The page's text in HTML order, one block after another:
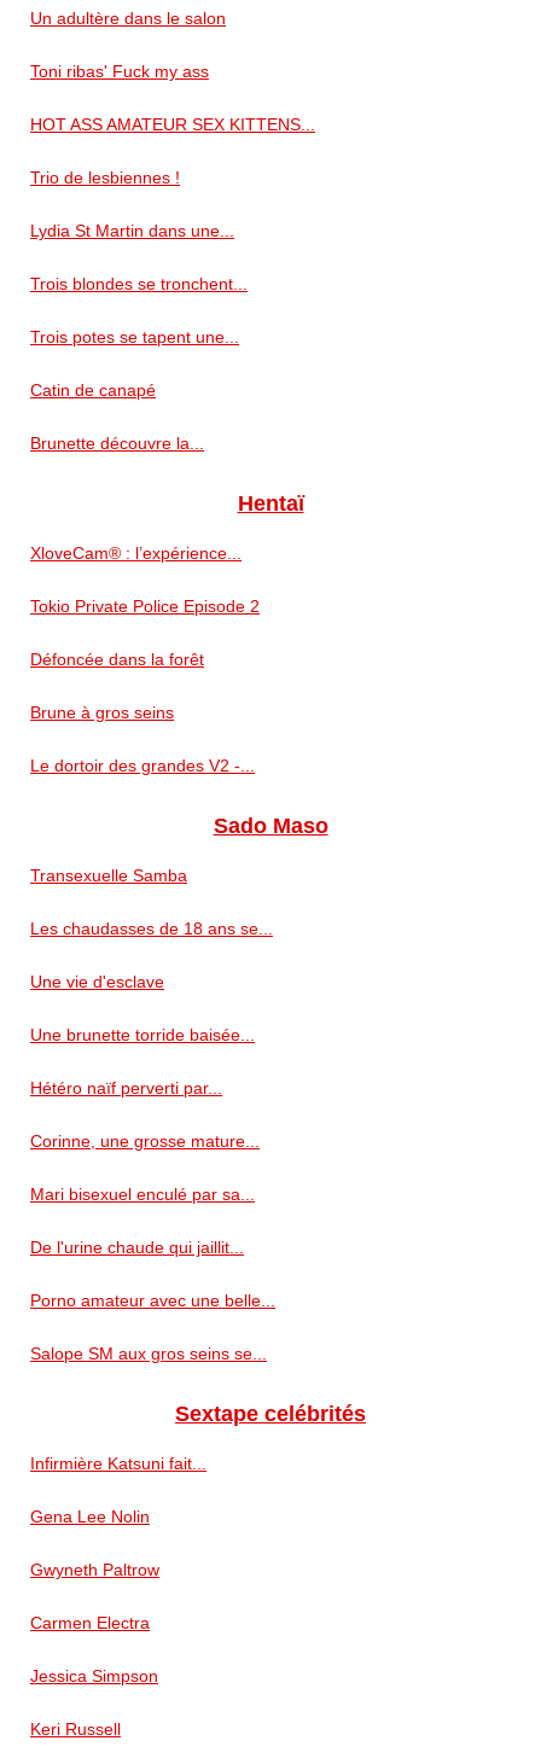
Un adultère dans le salon
Toni ribas' Fuck my ass
HOT ASS AMATEUR SEX KITTENS...
Trio de lesbiennes !
Lydia St Martin dans une...
Trois blondes se tronchent...
Trois potes se tapent une...
Catin de canapé
Brunette découvre la...
Hentaï
XloveCam® : l’expérience...
Tokio Private Police Episode 2
Défoncée dans la forêt
Brune à gros seins
Le dortoir des grandes V2 -...
Sado Maso
Transexuelle Samba
Les chaudasses de 18 ans se...
Une vie d'esclave
Une brunette torride baisée...
Hétéro naïf perverti par...
Corinne, une grosse mature...
Mari bisexuel enculé par sa...
De l'urine chaude qui jaillit...
Porno amateur avec une belle...
Salope SM aux gros seins se...
Sextape celébrités
Infirmière Katsuni fait...
Gena Lee Nolin
Gwyneth Paltrow
Carmen Electra
Jessica Simpson
Keri Russell